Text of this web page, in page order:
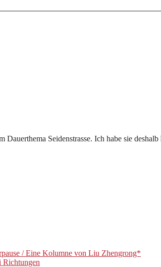
Seidenstrasse. Ich habe sie
/ Eine Kolumne von Liu Zhengrong*